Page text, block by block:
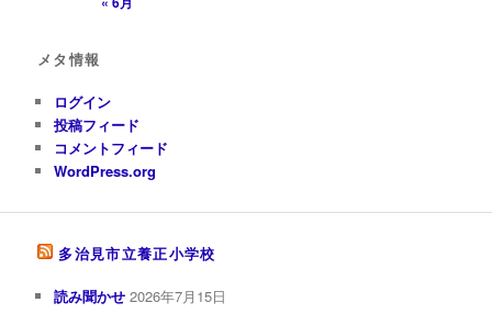
メタ情報
ログイン
投稿フィード
コメントフィード
WordPress.org
多治見市立養正小学校
読み聞かせ 2026年7月15日